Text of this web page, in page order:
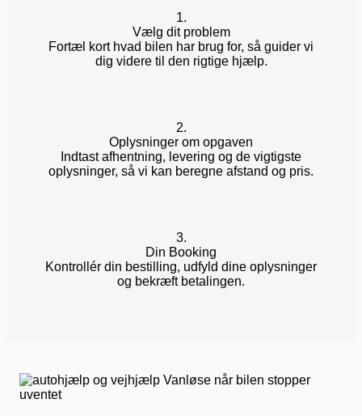
1.
Vælg dit problem
Fortæl kort hvad bilen har brug for, så guider vi
dig videre til den rigtige hjælp.
2.
Oplysninger om opgaven
Indtast afhentning, levering og de vigtigste
oplysninger, så vi kan beregne afstand og pris.
3.
Din Booking
Kontrollér din bestilling, udfyld dine oplysninger
og bekræft betalingen.